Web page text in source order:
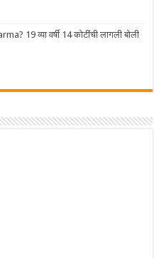
19 व्या वर्षी 14 कोटींची लागली बोली